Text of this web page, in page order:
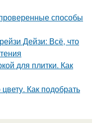
способы
Дейзи: Всё, что
для плитки. Как
Как подобрать